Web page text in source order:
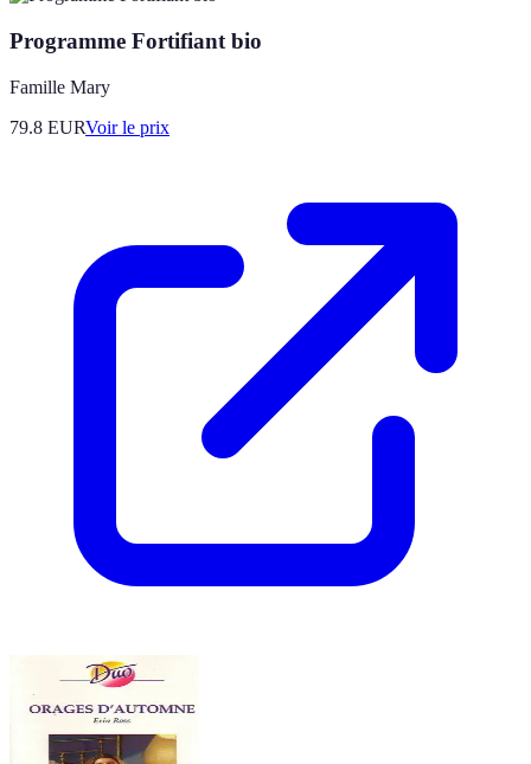
Programme Fortifiant bio
Famille Mary
79.8 EURVoir le prix